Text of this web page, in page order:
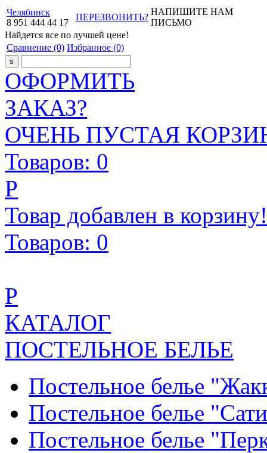
Челябинск
8 951 444 44 17
ПЕРЕЗВОНИТЬ?
НАПИШИТЕ НАМ
ПИСЬМО
Найдется все по лучшей цене!
Сравнение (0) Избранное (0)
ОФОРМИТЬ
ЗАКАЗ?
ОЧЕНЬ ПУСТАЯ
Товаров: 0
Р
Товар добавлен в корзину!
Товаров: 0
Р
КАТАЛОГ
ПОСТЕЛЬНОЕ БЕЛЬЕ
Постельное белье
Постельное белье
Постельное белье